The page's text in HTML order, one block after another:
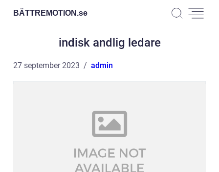
BÄTTREMOTION.se
indisk andlig ledare
27 september 2023 admin